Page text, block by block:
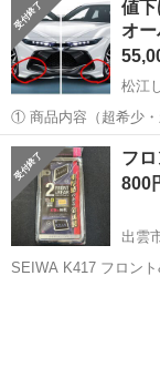
ワイトパール 090 塗
ているものは非常に珍
モデリスタ
値
オ
松江
① 商品内容（超希少・
モデリスタ フロント
ワイトパール 090 塗
ているものは非常に珍
島根 松江市
モデリスタ
フ
800
出雲
SEIWA K417 フロン